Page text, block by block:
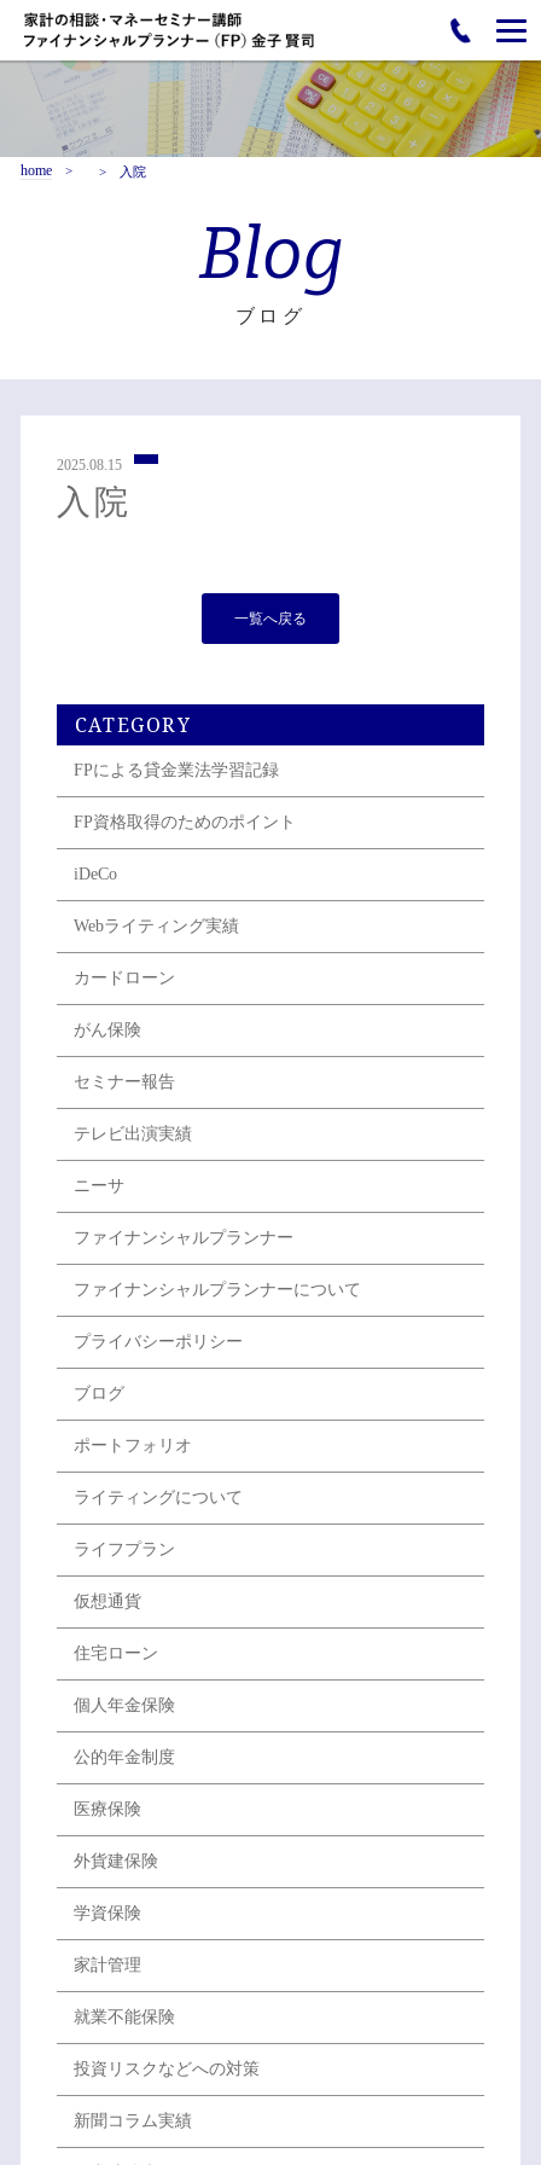
home 入院
Blog
ブログ
2025.08.15
入院
一覧へ戻る
CATEGORY
FPによる貸金業法学習記録
FP資格取得のためのポイント
iDeCo
Webライティング実績
カードローン
がん保険
セミナー報告
テレビ出演実績
ニーサ
ファイナンシャルプランナー
ファイナンシャルプランナーについて
プライバシーポリシー
ブログ
ポートフォリオ
ライティングについて
ライフプラン
仮想通貨
住宅ローン
個人年金保険
公的年金制度
医療保険
外貨建保険
学資保険
家計管理
就業不能保険
投資リスクなどへの対策
新聞コラム実績